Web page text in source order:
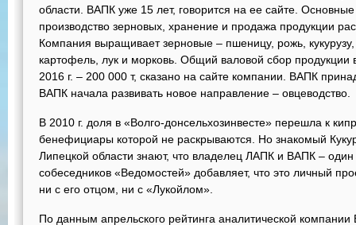
области. ВАПК уже 15 лет, говорится на ее сайте.
производство зерновых, хранение и продажа продукции
Компания выращивает зерновые – пшеницу, рожь,
картофель, лук и морковь. Общий валовой сбор продукции
2016 г. – 200 000 т, сказано на сайте компании. ВАПК
ВАПК начала развивать новое направление – овцеводство.
В 2010 г. доля в «Волго-донсельхозинвесте» перешла к
бенефициары которой не раскрываются. Но знакомый
Липецкой области знают, что владелец ЛАПК и ВАПК –
собеседников «Ведомостей» добавляет, что это личный
ни с его отцом, ни с «Лукойлом».
По данным апрельского рейтинга аналитической